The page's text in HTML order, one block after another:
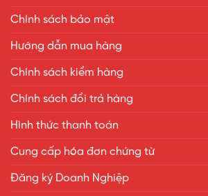
Chính sách bảo mật
Hướng dẫn mua hàng
Chính sách kiểm hàng
Chính sách đổi trả hàng
Hình thức thanh toán
Cung cấp hóa đơn chứng từ
Đăng ký Doanh Nghiệp